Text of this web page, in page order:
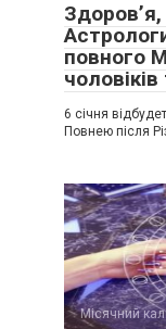
Здоров’я,
повного
6 січня
Повнею після
Місячний